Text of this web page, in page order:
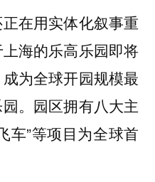
在用实体化叙事重
海的乐高乐园即将
成为全球开园规模最
。园区拥有八大主
车”等项目为全球首